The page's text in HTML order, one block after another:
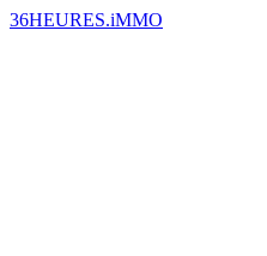
36HEURES.iMMO